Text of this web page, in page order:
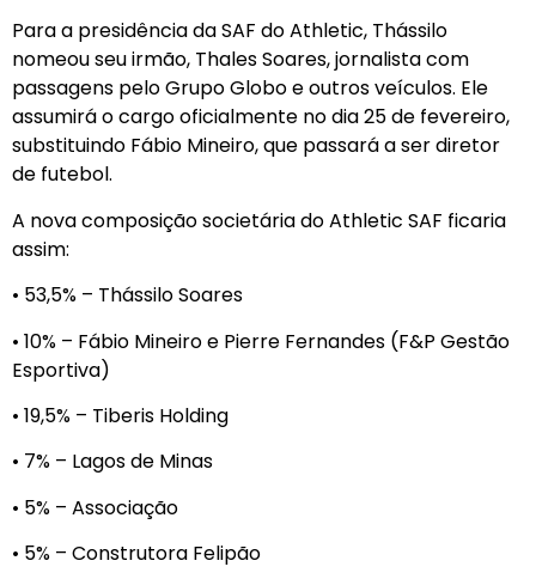
Para a presidência da SAF do Athletic, Thássilo
nomeou seu irmão, Thales Soares, jornalista com
passagens pelo Grupo Globo e outros veículos. Ele
assumirá o cargo oficialmente no dia 25 de fevereiro,
substituindo Fábio Mineiro, que passará a ser diretor
de futebol.
A nova composição societária do Athletic SAF ficaria
assim:
• 53,5% – Thássilo Soares
• 10% – Fábio Mineiro e Pierre Fernandes (F&P Gestão
Esportiva)
• 19,5% – Tiberis Holding
• 7% – Lagos de Minas
• 5% – Associação
• 5% – Construtora Felipão